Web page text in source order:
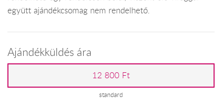
együtt ajándékcsomag nem rendelhető.
Ajándékküldés ára
12 800 Ft
standard